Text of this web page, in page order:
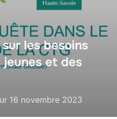
les besoins
jeunes et des
16 novembre 2023